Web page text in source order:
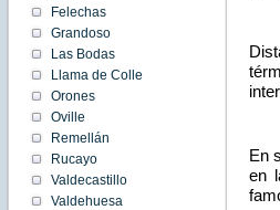
Felechas
Grandoso
Las Bodas
Llama de Colle
Orones
Oville
Remellán
Rucayo
Valdecastillo
Valdehuesa
En
en